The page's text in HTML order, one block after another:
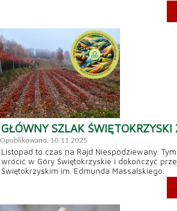
GŁÓWNY SZLAK ŚWIĘTOKRZYSKI
Opublikowano: 10.11.2025
Listopad to czas na Rajd Niespodziewany.
wrócić w Góry Świętokrzyskie i dokończyć
Świętokrzyskim im. Edmunda Massalskiego.